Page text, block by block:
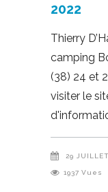
2022
Thierry
camping
(38) 24 et
visiter le
29
1937 Vues